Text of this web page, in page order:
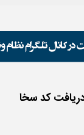
کد سخا